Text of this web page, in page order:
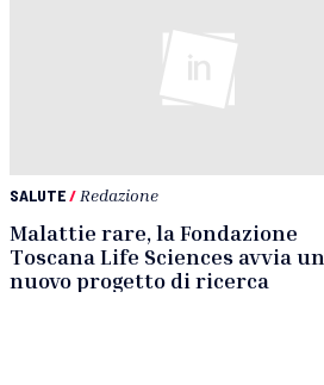
SALUTE/ Redazione
Malattie rare, la Fondazione
Toscana Life Sciences avvia un
nuovo progetto di ricerca